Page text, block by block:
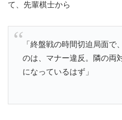
て、先輩棋士から
「終盤戦の時間切迫局面で
のは、マナー違反。隣の両
になっているはず」